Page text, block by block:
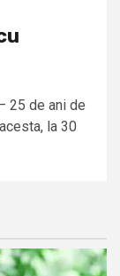
25 de ani de
la 30